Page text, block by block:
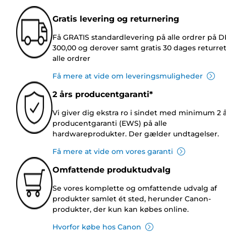
Gratis levering og returnering
Få GRATIS standardlevering på alle ordrer på
300,00 og derover samt gratis 30 dages
alle ordrer
Få mere at vide om leveringsmuligheder
2 års producentgaranti*
Vi giver dig ekstra ro i sindet med minimum 2
producentgaranti (EWS) på alle
hardwareprodukter. Der gælder undtagelser.
Få mere at vide om vores garanti
Omfattende produktudvalg
Se vores komplette og omfattende udvalg af
produkter samlet ét sted, herunder Canon-
produkter, der kun kan købes online.
Hvorfor købe hos Canon